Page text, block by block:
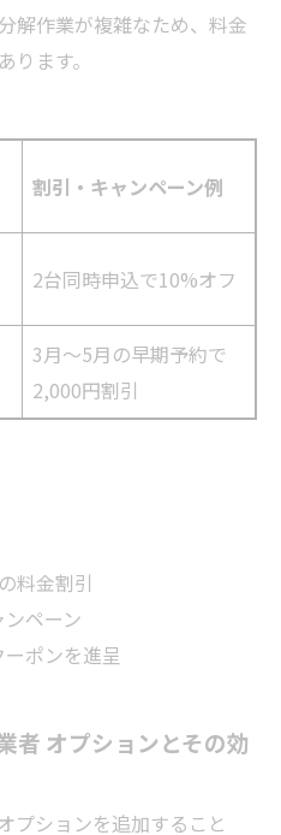
解作業が複雑なため、料金
ます。
割引・キャンペーン例
2台同時申込で10%オフ
3月〜5月の早期予約で
2,000円割引
料金割引
ペーン
ポンを進呈
者 オプションとその効
プションを追加すること